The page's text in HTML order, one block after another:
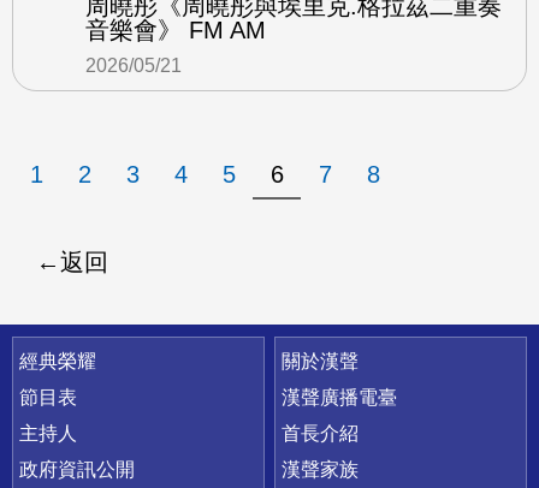
周曉彤《周曉彤與埃里克.格拉茲二重奏
音樂會》 FM AM
2026/05/21
1 2 3 4 5 6 7 8
返回
快速連結
經典榮耀
節目表
主持人
政府資訊公開
關於漢聲
漢聲廣播電臺
首長介紹
漢聲家族